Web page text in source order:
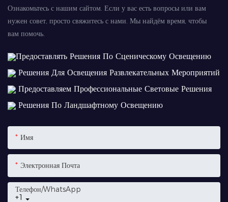
Ознакомьтесь с нашим сайтом. Если у вас есть вопросы или вам
нужен совет, просто свяжитесь с нами. Мы найдём время, чтобы
вам помочь.
Предоставлять Решения По Сценическому Освещению
Решения Для Освещения Развлекательных Мероприятий
Предоставляем Профессиональные Световые Решения
Решения По Ландшафтному Освещению
Имя
Электронная Почта
+1
Телефон/WhatsApp